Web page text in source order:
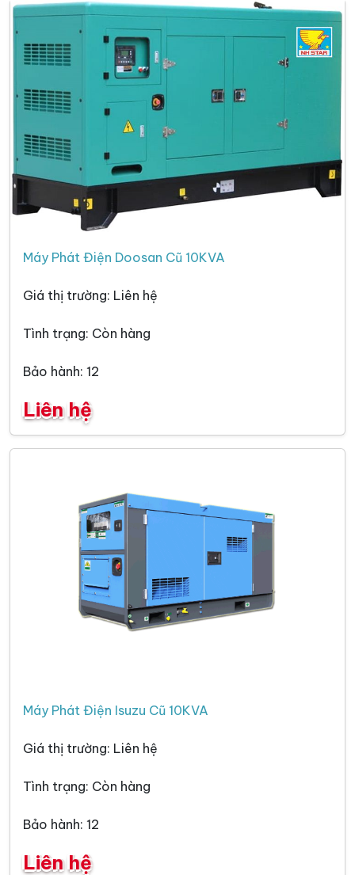
Máy Phát Điện Doosan Cũ 10KVA
Giá thị trường: Liên hệ
Tình trạng: Còn hàng
Bảo hành: 12
Liên hệ
Máy Phát Điện Isuzu Cũ 10KVA
Giá thị trường: Liên hệ
Tình trạng: Còn hàng
Bảo hành: 12
Liên hệ